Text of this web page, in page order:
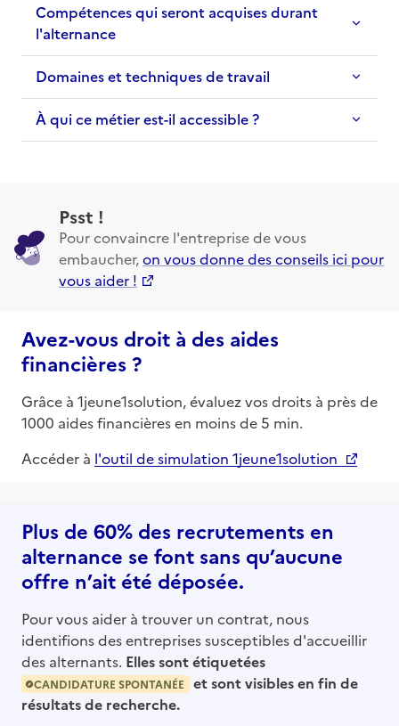
Compétences qui seront acquises durant
l'alternance
Domaines et techniques de travail
À qui ce métier est-il accessible ?
Psst !
Pour convaincre l'entreprise de vous
embaucher,on vous donne des conseils ici pour
vous aider !
Avez-vous droit à des aides
financières ?
Grâce à 1jeune1solution, évaluez vos droits à près de
1000 aides financières en moins de 5 min.
Accéder à l'outil de simulation 1jeune1solution
Plus de 60% des recrutements en
alternance se font sans qu’aucune
offre n’ait été déposée.
Pour vous aider à trouver un contrat, nous
identifions des entreprises susceptibles d'accueillir
des alternants. Elles sont étiquetées
CANDIDATURE SPONTANÉE
et sont visibles en fin de
résultats de recherche.